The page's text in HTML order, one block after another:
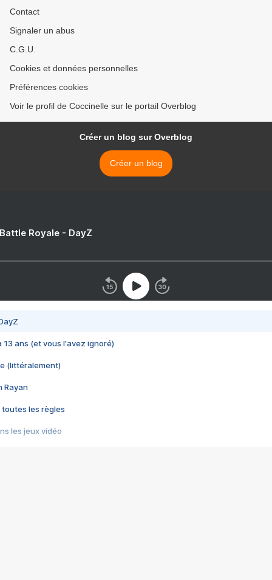
Contact
Signaler un abus
C.G.U.
Cookies et données personnelles
Préférences cookies
Voir le profil de Coccinelle sur le portail Overblog
Créer un blog sur Overblog
Créer un blog
Royale - DayZ
13 ans (et vous l'avez ignoré)
(littéralement)
Rayan
toutes les règles
les jeux vidéo